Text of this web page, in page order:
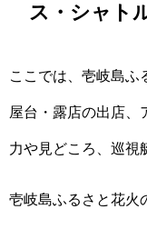
ス・シャト
ここでは、壱岐島ふ
屋台・露店の出店、
力や見どころ、巡視
壱岐島ふるさと花火